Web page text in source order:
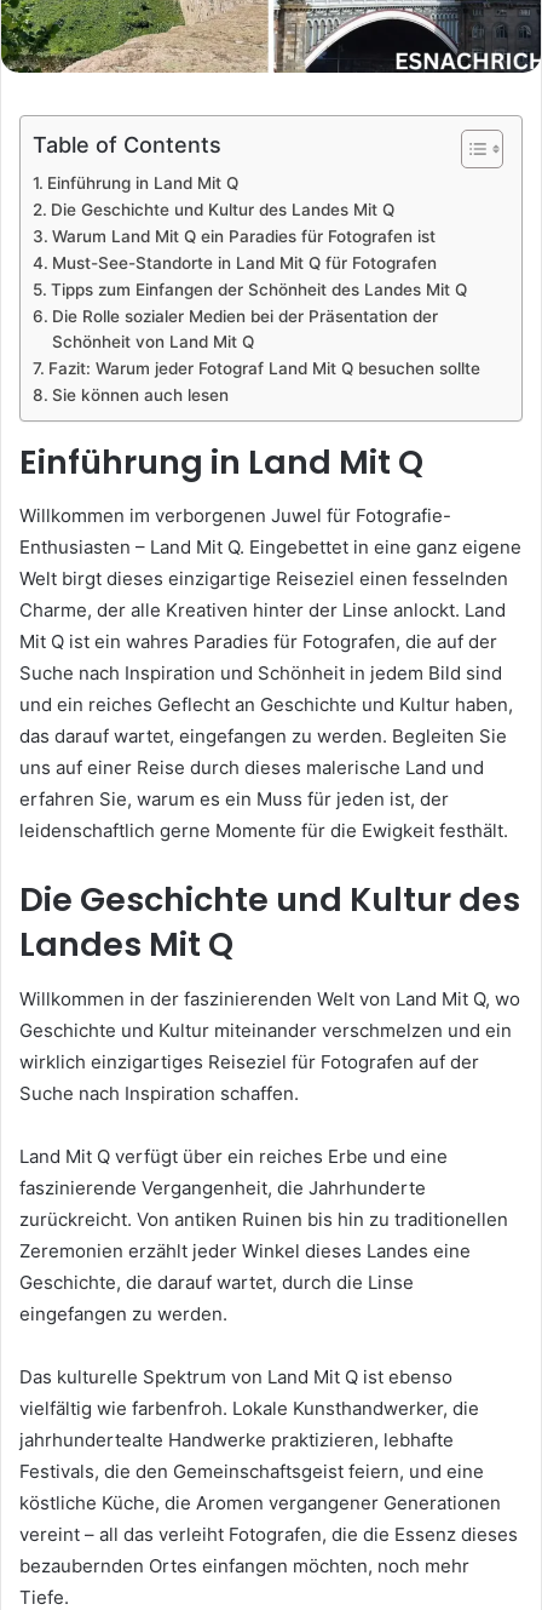
Table of Contents
Einführung in Land Mit Q
Die Geschichte und Kultur des Landes Mit Q
Warum Land Mit Q ein Paradies für Fotografen ist
Must-See-Standorte in Land Mit Q für Fotografen
Tipps zum Einfangen der Schönheit des Landes Mit Q
Die Rolle sozialer Medien bei der Präsentation der
Schönheit von Land Mit Q
Fazit: Warum jeder Fotograf Land Mit Q besuchen sollte
Sie können auch lesen
Einführung in Land Mit Q
Willkommen im verborgenen Juwel für Fotografie-
Enthusiasten – Land Mit Q. Eingebettet in eine ganz eigene
Welt birgt dieses einzigartige Reiseziel einen fesselnden
Charme, der alle Kreativen hinter der Linse anlockt. Land
Mit Q ist ein wahres Paradies für Fotografen, die auf der
Suche nach Inspiration und Schönheit in jedem Bild sind
und ein reiches Geflecht an Geschichte und Kultur haben,
das darauf wartet, eingefangen zu werden. Begleiten Sie
uns auf einer Reise durch dieses malerische Land und
erfahren Sie, warum es ein Muss für jeden ist, der
leidenschaftlich gerne Momente für die Ewigkeit festhält.
Die Geschichte und Kultur des
Landes Mit Q
Willkommen in der faszinierenden Welt von Land Mit Q, wo
Geschichte und Kultur miteinander verschmelzen und ein
wirklich einzigartiges Reiseziel für Fotografen auf der
Suche nach Inspiration schaffen.
Land Mit Q verfügt über ein reiches Erbe und eine
faszinierende Vergangenheit, die Jahrhunderte
zurückreicht. Von antiken Ruinen bis hin zu traditionellen
Zeremonien erzählt jeder Winkel dieses Landes eine
Geschichte, die darauf wartet, durch die Linse
eingefangen zu werden.
Das kulturelle Spektrum von Land Mit Q ist ebenso
vielfältig wie farbenfroh. Lokale Kunsthandwerker, die
jahrhundertealte Handwerke praktizieren, lebhafte
Festivals, die den Gemeinschaftsgeist feiern, und eine
köstliche Küche, die Aromen vergangener Generationen
vereint – all das verleiht Fotografen, die die Essenz dieses
bezaubernden Ortes einfangen möchten, noch mehr
Tiefe.